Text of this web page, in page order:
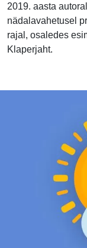
2019. aasta
nädalavahetusel
rajal, osaledes
Klaperjaht.